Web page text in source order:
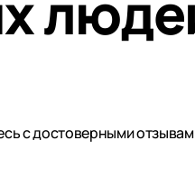
с достоверными